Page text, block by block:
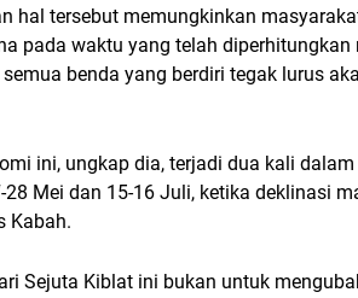
hal tersebut memungkinkan
pada waktu yang telah
benda yang berdiri tegak lurus
ini, ungkap dia, terjadi dua kali
Mei dan 15-16 Juli, ketika deklinasi
Kabah.
Sejuta Kiblat ini bukan untuk